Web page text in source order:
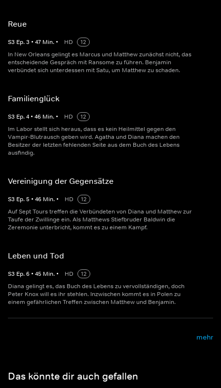
Reue
S3 Ep.3 • 47 Min. • HD
12
In New Orleans gelingt es Marcus und Matthew zunächst nicht, das
entscheidende Gespräch mit Ransome zu führen. Benjamin
verbündet sich unterdessen mit Satu, um Matthew zu schaden.
Familienglück
S3 Ep.4 • 46 Min. • HD
12
Im Labor stellt sich heraus, dass es kein Heilmittel gegen den
Vampir-Blutrausch geben wird. Agatha und Diana machen den
Besitzer der letzten fehlenden Seite aus dem Buch des Lebens
ausfindig.
Vereinigung der Gegensätze
S3 Ep.5 • 46 Min. • HD
12
Auf Sept Tours treffen die Verbündeten von Diana und Matthew zur
Taufe der Zwillinge ein. Als Matthews Stiefbruder Baldwin die
Zeremonie unterbricht, kommt es zu einem Kampf.
Leben und Tod
S3 Ep.6 • 45 Min. • HD
12
Diana gelingt es, das Buch des Lebens zu vervollständigen, doch
Peter Knox will es ihr stehlen. Inzwischen kommt es in Polen zu
einem gefährlichen Treffen zwischen Matthew und Benjamin.
mehr
Das könnte dir auch gefallen